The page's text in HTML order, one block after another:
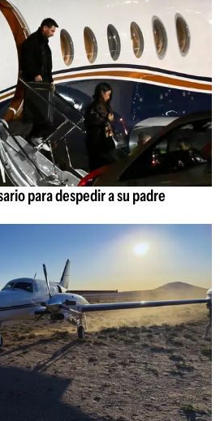
para despedir a su padre